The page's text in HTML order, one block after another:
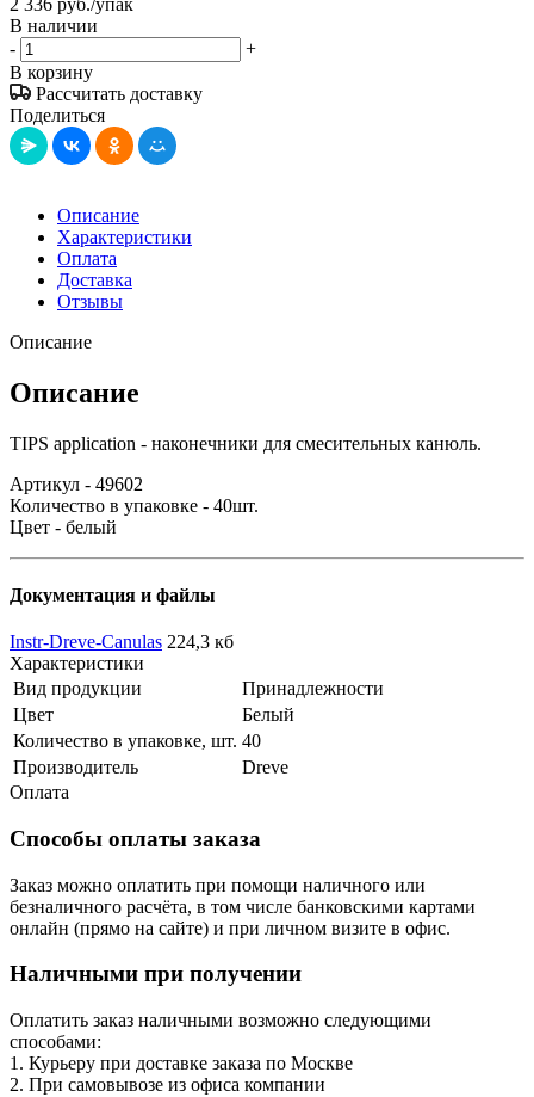
В наличии
-
+
В корзину
Рассчитать доставку
Поделиться
Описание
Характеристики
Оплата
Доставка
Отзывы
Описание
Описание
TIPS application - наконечники для смесительных канюль.
Артикул - 49602
Количество в упаковке - 40шт.
Цвет - белый
Документация и файлы
Instr-Dreve-Canulas 224,3 кб
Характеристики
Вид продукции
Принадлежности
Цвет
Белый
Количество в упаковке, шт. 40
Производитель
Dreve
Оплата
Способы оплаты заказа
Заказ можно оплатить при помощи наличного или
безналичного расчёта, в том числе банковскими картами
онлайн (прямо на сайте) и при личном визите в офис.
Наличными при получении
Оплатить заказ наличными возможно следующими
способами:
1. Курьеру при доставке заказа по Москве
2. При самовывозе из офиса компании